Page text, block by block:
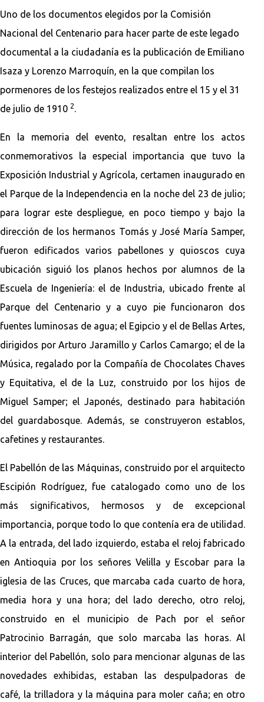
Uno de los documentos elegidos por la Comisión
Nacional del Centenario para hacer parte de este legado
documental a la ciudadanía es la publicación de Emiliano
Isaza y Lorenzo Marroquín, en la que compilan los
pormenores de los festejos realizados entre el 15 y el 31
de julio de 1910 2.
En la memoria del evento, resaltan entre los actos
conmemorativos la especial importancia que tuvo la
Exposición Industrial y Agrícola, certamen inaugurado en
el Parque de la Independencia en la noche del 23 de julio;
para lograr este despliegue, en poco tiempo y bajo la
dirección de los hermanos Tomás y José María Samper,
fueron edificados varios pabellones y quioscos cuya
ubicación siguió los planos hechos por alumnos de la
Escuela de Ingeniería: el de Industria, ubicado frente al
Parque del Centenario y a cuyo pie funcionaron dos
fuentes luminosas de agua; el Egipcio y el de Bellas Artes,
dirigidos por Arturo Jaramillo y Carlos Camargo; el de la
Música, regalado por la Compañía de Chocolates Chaves
y Equitativa, el de la Luz, construido por los hijos de
Miguel Samper; el Japonés, destinado para habitación
del guardabosque. Además, se construyeron establos,
cafetines y restaurantes.
El Pabellón de las Máquinas, construido por el arquitecto
Escipión Rodríguez, fue catalogado como uno de los
más significativos, hermosos y de excepcional
importancia, porque todo lo que contenía era de utilidad.
A la entrada, del lado izquierdo, estaba el reloj fabricado
en Antioquia por los señores Velilla y Escobar para la
iglesia de las Cruces, que marcaba cada cuarto de hora,
media hora y una hora; del lado derecho, otro reloj,
construido en el municipio de Pach por el señor
Patrocinio Barragán, que solo marcaba las horas. Al
interior del Pabellón, solo para mencionar algunas de las
novedades exhibidas, estaban las despulpadoras de
café, la trilladora y la máquina para moler caña; en otro